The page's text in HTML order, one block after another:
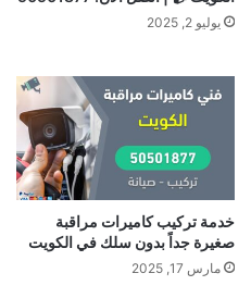
يوليو 2, 2025
خدمة تركيب كاميرات مراقبة
صغيرة جداً بدون سلك في الكويت
مارس 17, 2025